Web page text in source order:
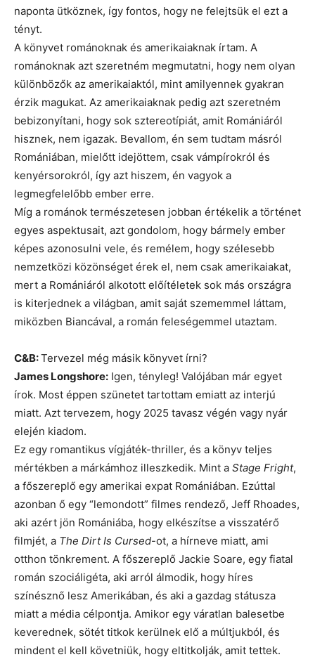
naponta ütköznek, így fontos, hogy ne felejtsük el ezt a
tényt.
A könyvet románoknak és amerikaiaknak írtam. A
románoknak azt szeretném megmutatni, hogy nem olyan
különbözők az amerikaiaktól, mint amilyennek gyakran
érzik magukat. Az amerikaiaknak pedig azt szeretném
bebizonyítani, hogy sok sztereotípiát, amit Romániáról
hisznek, nem igazak. Bevallom, én sem tudtam másról
Romániában, mielőtt idejöttem, csak vámpírokról és
kenyérsorokról, így azt hiszem, én vagyok a
legmegfelelőbb ember erre.
Míg a románok természetesen jobban értékelik a történet
egyes aspektusait, azt gondolom, hogy bármely ember
képes azonosulni vele, és remélem, hogy szélesebb
nemzetközi közönséget érek el, nem csak amerikaiakat,
mert a Romániáról alkotott előítéletek sok más országra
is kiterjednek a világban, amit saját szememmel láttam,
miközben Biancával, a román feleségemmel utaztam.
C&B:Tervezel még másik könyvet írni?
James Longshore: Igen, tényleg! Valójában már egyet
írok. Most éppen szünetet tartottam emiatt az interjú
miatt. Azt tervezem, hogy 2025 tavasz végén vagy nyár
elején kiadom.
Ez egy romantikus vígjáték-thriller, és a könyv teljes
mértékben a márkámhoz illeszkedik. Mint a Stage Fright,
a főszereplő egy amerikai expat Romániában. Ezúttal
azonban ő egy “lemondott” filmes rendező, Jeff Rhoades,
aki azért jön Romániába, hogy elkészítse a visszatérő
filmjét, a The Dirt Is Cursed-ot, a hírneve miatt, ami
otthon tönkrement. A főszereplő Jackie Soare, egy fiatal
román szociáligéta, aki arról álmodik, hogy híres
színésznő lesz Amerikában, és aki a gazdag státusza
miatt a média célpontja. Amikor egy váratlan balesetbe
keverednek, sötét titkok kerülnek elő a múltjukból, és
mindent el kell követniük, hogy eltitkolják, amit tettek.